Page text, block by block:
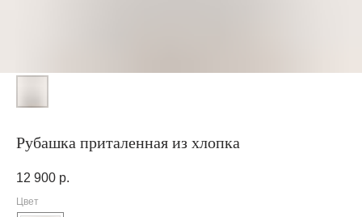
Рубашка приталенная из хлопка
12 900 р.
Цвет